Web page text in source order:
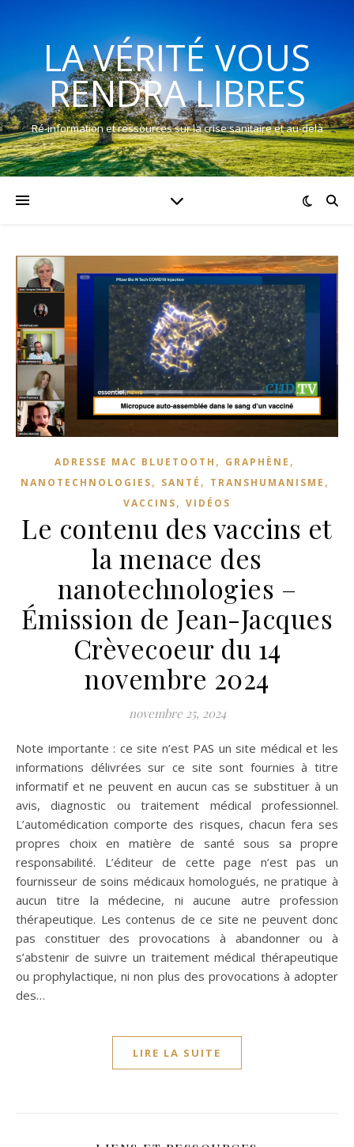
LA VÉRITÉ VOUS
RENDRA LIBRES
Ré-information et ressources sur la crise sanitaire et au-delà
ADRESSE MAC BLUETOOTH , GRAPHÈNE ,
NANOTECHNOLOGIES, SANTÉ , TRANSHUMANISME ,
VACCINS, VIDÉOS
Le contenu des vaccins et
la menace des
nanotechnologies –
Émission de Jean-Jacques
Crèvecoeur du 14
novembre 2024
novembre 25, 2024
Note importante : ce site n’est PAS un site médical et les
informations délivrées sur ce site sont fournies à titre
informatif et ne peuvent en aucun cas se substituer à un
avis, diagnostic ou traitement médical professionnel.
L’automédication comporte des risques, chacun fera ses
propres choix en matière de santé sous sa propre
responsabilité. L’éditeur de cette page n’est pas un
fournisseur de soins médicaux homologués, ne pratique à
aucun titre la médecine, ni aucune autre profession
thérapeutique. Les contenus de ce site ne peuvent donc
pas constituer des provocations à abandonner ou à
s’abstenir de suivre un traitement médical thérapeutique
ou prophylactique, ni non plus des provocations à adopter
des…
LIRE LA SUITE